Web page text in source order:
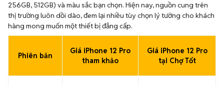
256GB, 512GB) và màu sắc bạn chọn. Hiện nay, nguồn cung trên
thị trường luôn dồi dào, đem lại nhiều tùy chọn lý tưởng cho khách
hàng mong muốn một thiết bị đẳng cấp.
Phiên bản
Giá iPhone 12 Pro
tham khảo
Giá iPhone 12 Pro
tại Chợ Tốt